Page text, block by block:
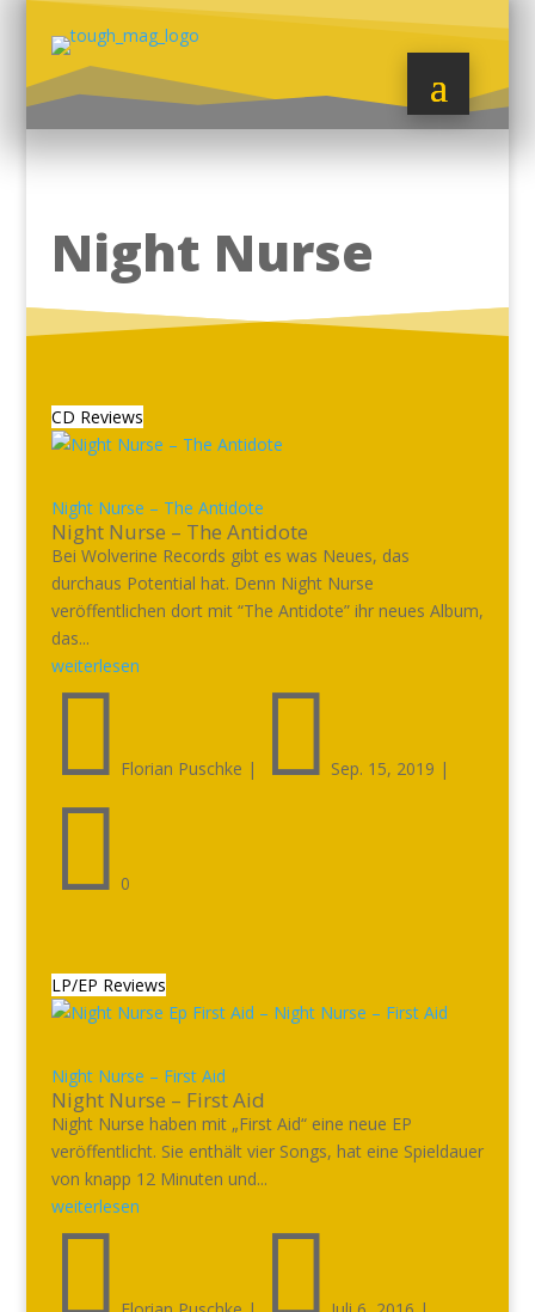
Night Nurse
CD Reviews
Night Nurse – The Antidote
Night Nurse – The Antidote
Bei Wolverine Records gibt es was Neues, das
durchaus Potential hat. Denn Night Nurse
veröffentlichen dort mit “The Antidote” ihr neues Album,
das...
weiterlesen
 Florian Puschke |  Sep. 15, 2019 |
 0
LP/EP Reviews
Night Nurse – First Aid
Night Nurse – First Aid
Night Nurse haben mit „First Aid“ eine neue EP
veröffentlicht. Sie enthält vier Songs, hat eine Spieldauer
von knapp 12 Minuten und...
weiterlesen
 